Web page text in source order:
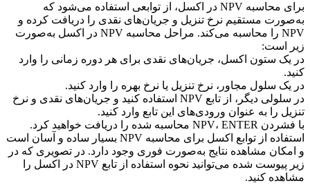
برای محاسبه NPV در اکسل، از توابعی استفاده می‌شود که
به‌صورت مستقیم نرخ تنزیل و جریان‌های نقدی را دریافت کرده و
NPV را محاسبه می‌کند. مراحل محاسبه NPV در اکسل به‌صورت
زیر است:
در یک ستون اکسل، جریان‌های نقدی برای هر دوره زمانی را وارد
کنید.
در یک سلول مجاور، نرخ تنزیل یا نرخ بهره را وارد کنید.
در سلولی دیگر، از تابع NPV استفاده کنید و جریان‌های نقدی و نرخ
تنزیل را به عنوان ورودی‌های این تابع وارد کنید.
با فشردن NPV، ENTER محاسبه شده را دریافت خواهید کرد.
استفاده از توابع اکسل برای محاسبه NPV بسیار ساده و آسان است
و امکان مشاهده نتایج به‌صورت فوری وجود دارد. در تصویری که در
زیر پیوست شده می‌توانید نحوه استفاده از تابع NPV در اکسل را
مشاهده ‌کنید.